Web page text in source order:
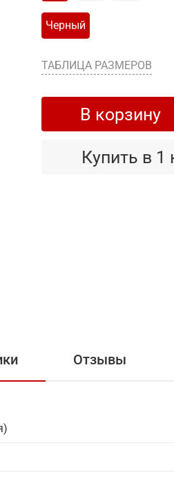
ТАБЛИЦА РАЗМЕРОВ
В корзину
Купить в 1
Черный
Отзывы